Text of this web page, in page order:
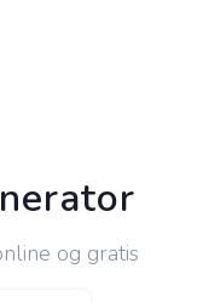
og gratis